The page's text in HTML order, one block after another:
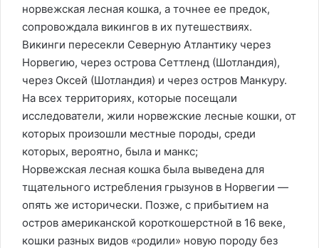
норвежская лесная кошка, а точнее ее предок,
сопровождала викингов в их путешествиях.
Викинги пересекли Северную Атлантику через
Норвегию, через острова Сеттленд (Шотландия),
через Оксей (Шотландия) и через остров Манкуру.
На всех территориях, которые посещали
исследователи, жили норвежские лесные кошки, от
которых произошли местные породы, среди
которых, вероятно, была и манкс;
Норвежская лесная кошка была выведена для
тщательного истребления грызунов в Норвегии —
опять же исторически. Позже, с прибытием на
остров американской короткошерстной в 16 веке,
кошки разных видов «родили» новую породу без